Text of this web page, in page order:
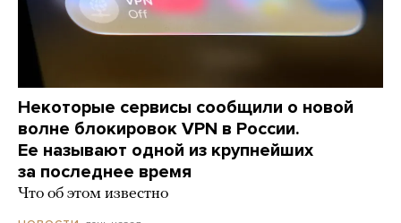
Некоторые сервисы сообщили о новой
волне блокировок VPN в России.
Ее называют одной из крупнейших
за последнее время
Что об этом известно